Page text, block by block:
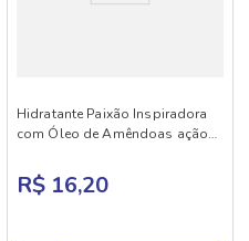
Hidratante Paixão Inspiradora
com Óleo de Amêndoas ação
R$ 16,20